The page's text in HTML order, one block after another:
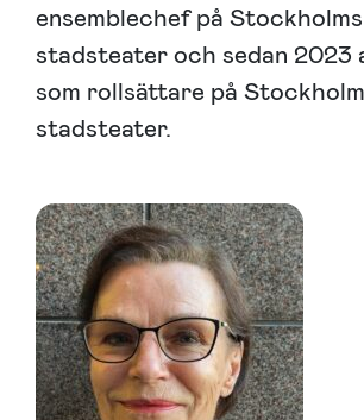
ensemblechef på Stockholms
stadsteater och sedan 2023
som rollsättare på
stadsteater.